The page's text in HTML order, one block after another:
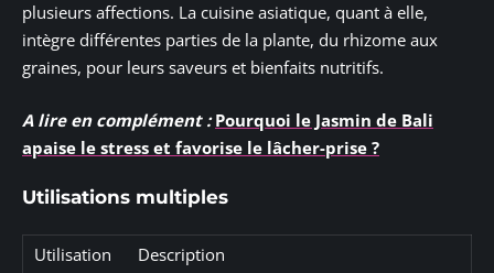
plusieurs affections. La cuisine asiatique, quant à elle,
intègre différentes parties de la plante, du rhizome aux
graines, pour leurs saveurs et bienfaits nutritifs.
A lire en complément : Pourquoi le Jasmin de Bali
apaise le stress et favorise le lâcher-prise ?
Utilisations multiples
Utilisation Description